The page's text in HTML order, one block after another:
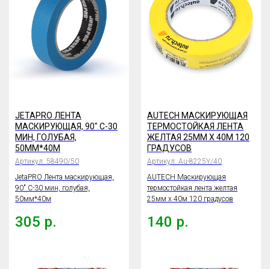
JETAPRO ЛЕНТА
МАСКИРУЮЩАЯ, 90" С-30
МИН, ГОЛУБАЯ,
50ММ*40М
Артикул: 58490/50
JetaPRO Лента маскирующая,
90" С-30 мин, голубая,
50мм*40м
305 р.
AUTECH МАСКИРУЮЩАЯ
ТЕРМОСТОЙКАЯ ЛЕНТА
ЖЕЛТАЯ 25ММ X 40М 120
ГРАДУСОВ
Артикул: Au-8225Y/40
AUTECH Маскирующая
термостойкая лента желтая
25мм x 40м 120 градусов
140 р.